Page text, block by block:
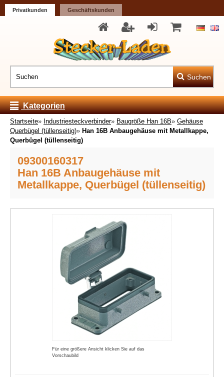
Privatkunden Geschäftskunden
Suchen
Kategorien
Startseite» Industriesteckverbinder» Baugröße Han 16B» Gehäuse
Querbügel (tüllenseitig)» Han 16B Anbaugehäuse mit Metallkappe,
Querbügel (tüllenseitig)
09300160317
Han 16B Anbaugehäuse mit
Metallkappe, Querbügel (tüllenseitig)
Für eine größere Ansicht klicken Sie auf das
Vorschaubild